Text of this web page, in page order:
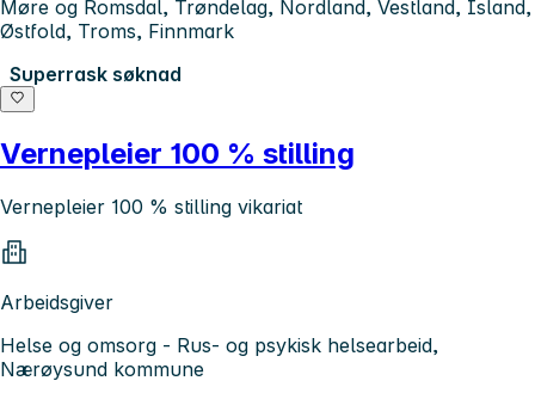
Møre og Romsdal, Trøndelag, Nordland, Vestland, Island,
Østfold, Troms, Finnmark
Superrask søknad
Vernepleier 100 % stilling
Vernepleier 100 % stilling vikariat
Arbeidsgiver
Helse og omsorg - Rus- og psykisk helsearbeid,
Nærøysund kommune